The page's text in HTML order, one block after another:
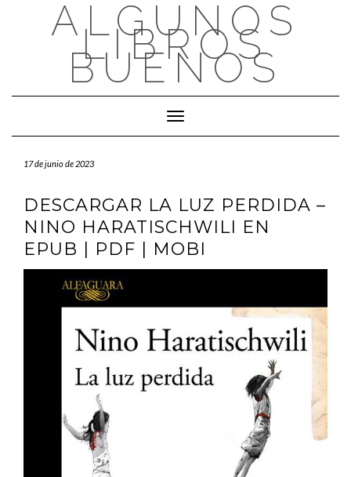
ALGUNOS
LIBROS
BUENOS
Cambiar modo de navegación
17 de junio de 2023
DESCARGAR LA LUZ PERDIDA –
NINO HARATISCHWILI EN
EPUB | PDF | MOBI